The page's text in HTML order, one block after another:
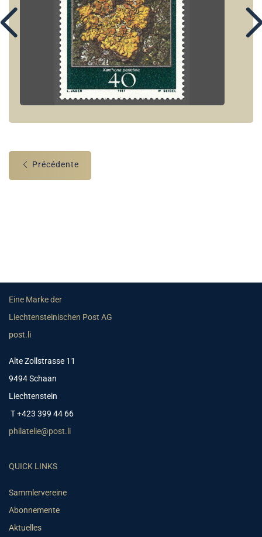
Précédente
Eine Marke der
Liechtensteinischen Post AG
post.li
Alte Zollstrasse 11
9494 Schaan
Liechtenstein
T +423 399 44 66
philatelie@post.li
QUICK LINKS
Sammlervereine
Abonnemente
Aktuelles